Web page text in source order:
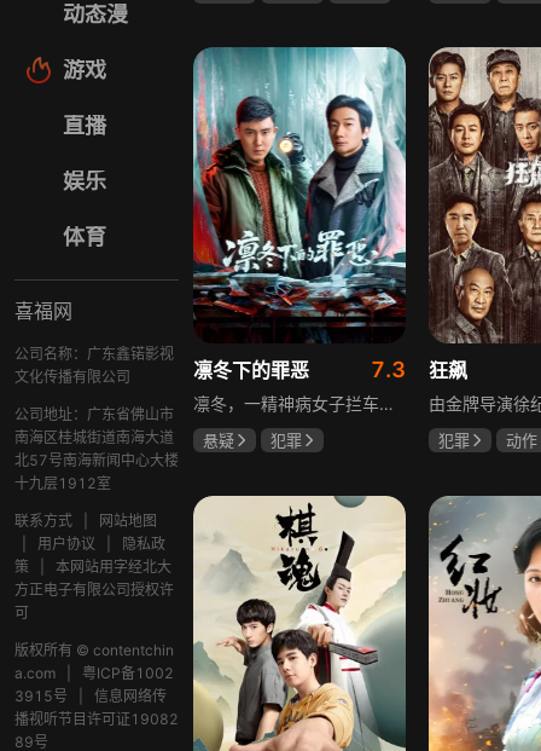
动态漫
游戏
直播
娱乐
体育
喜福网
公司名称：广东鑫锘影视
文化传播有限公司
公司地址：广东省佛山市
南海区桂城街道南海大道
北57号南海新闻中心大楼
十九层1912室
联系方式
网站地图
用户协议
隐私政
策
本网站用字经北大
方正电子有限公司授权许
可
版权所有 © contentchin
a.com
粤ICP备1002
3915号
信息网络传
播视听节目许可证19082
89号
凛冬下的罪恶 7.3
凛冬，一精神病女子拦车报案，称丈夫杀人，刑警沈栋梁吴红兵由此揭开系列碎尸案真相。然而风浪未平，储蓄所抢劫杀人案，少女失踪案，流窜抢车案接连发生，沈栋梁与吴红兵追凶之际，竟牵出改变二人命运的人性悲剧。
悬疑
犯罪
狂飙
犯罪
动作